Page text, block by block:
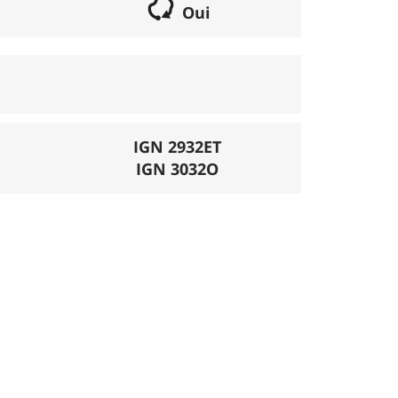
Oui
lorsqu'il s'agit d'une boucle. Les chemins
peut se réaliser avec un vélo semi
La difficulté de la descente est
IGN 2932ET
IGN 3032O